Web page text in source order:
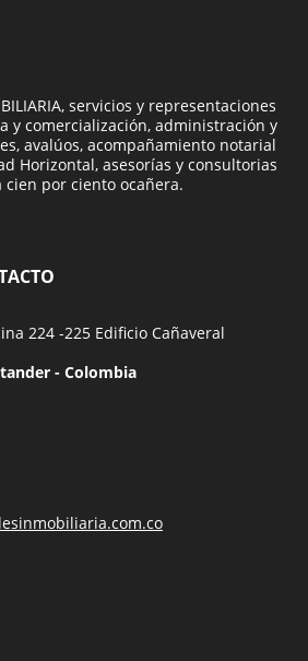
servicios y representaciones
y comercialización, administración y
avalúos, acompañamiento notarial
Horizontal, asesorías y consultorias
por ciento ocañera.
224 -225 Edificio Cañaveral
- Colombia